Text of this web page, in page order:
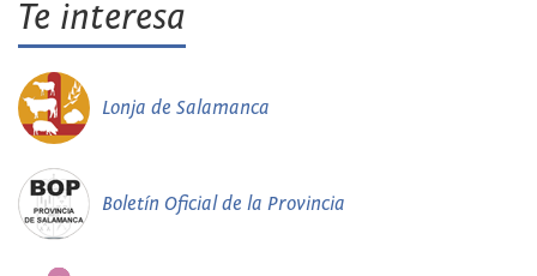
Te interesa
Lonja de Salamanca
Boletín Oficial de la Provincia